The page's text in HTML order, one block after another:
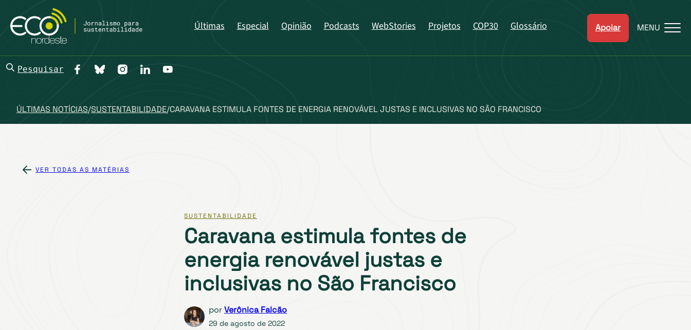
Últimas Especial Opinião Podcasts WebStories Projetos COP30 Glossário Apoiar MENU
Pesquisar
ÚLTIMAS NOTÍCIAS/SUSTENTABILIDADE/CARAVANA ESTIMULA FONTES DE ENERGIA RENOVÁVEL JUSTAS E INCLUSIVAS NO SÃO FRANCISCO
VER TODAS AS MATÉRIAS
SUSTENTABILIDADE
Caravana estimula fontes de
energia renovável justas e
inclusivas no São Francisco
porVerônica Falcão
29 de agosto de 2022